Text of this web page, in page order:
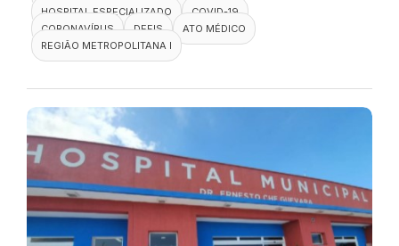
HOSPITAL ESPECIALIZADO
COVID-19
CORONAVÍRUS
DEFIS
ATO MÉDICO
REGIÃO METROPOLITANA I